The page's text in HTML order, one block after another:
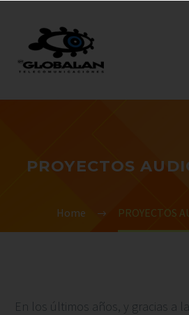
PROYECTOS
Home PROYECTOS
En los últimos años, y gracias a